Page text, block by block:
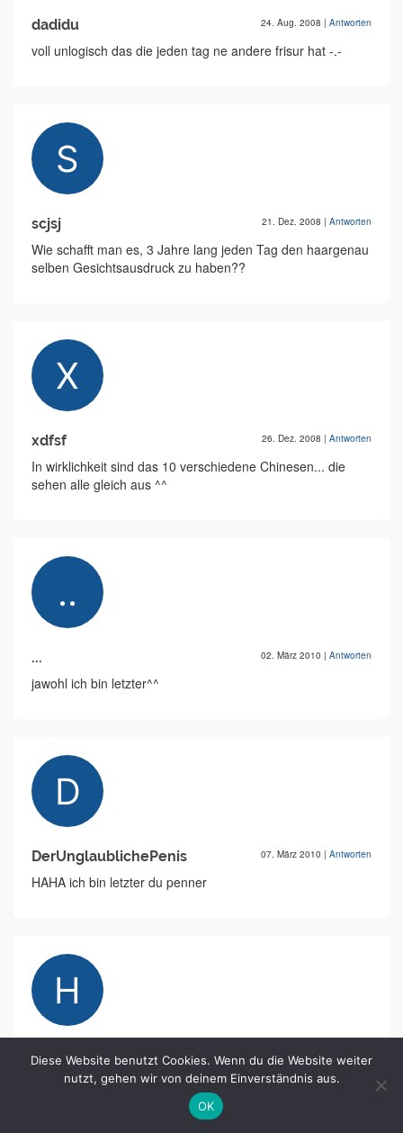
dadidu 24. Aug. 2008 | Antworten
voll unlogisch das die jeden tag ne andere frisur hat -.-
scjsj 21. Dez. 2008 | Antworten
Wie schafft man es, 3 Jahre lang jeden Tag den haargenau
selben Gesichtsausdruck zu haben??
xdfsf 26. Dez. 2008 | Antworten
In wirklichkeit sind das 10 verschiedene Chinesen... die
sehen alle gleich aus ^^
... 02. März 2010 | Antworten
jawohl ich bin letzter^^
DerUnglaublichePenis 07. März 2010 | Antworten
HAHA ich bin letzter du penner
hunned 04. Mai 2010 Antworten
nein...ich bin letzter ihr schwanzlutscher
Diese Website benutzt Cookies. Wenn du die Website weiter
nutzt, gehen wir von deinem Einverständnis aus.
OK